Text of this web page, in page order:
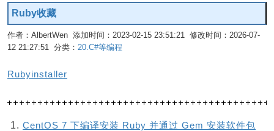
Ruby收藏
作者：AlbertWen 添加时间：2023-02-15 23:51:21 修改时间：2026-07-
12 21:27:51 分类： 20.C#等编程
Rubyinstaller
CentOS 7 下编译安装 Ruby 并通过 Gem 安装软件包